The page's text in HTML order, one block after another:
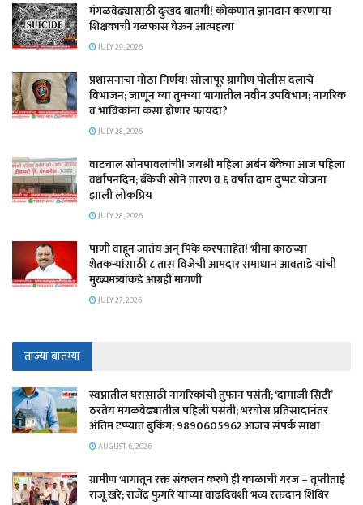
मंगळवेढ्यासाठी दुःखद बातमी! कोकणात ज्ञानदान करणाऱ्या
शिक्षकाची गळफास घेऊन आत्महत्या
JULY 29, 2026
प्रशासनाचा मोठा निर्णय! सोलापूर ग्रामीण पोलीस दलाचे
विभाजन; जाणून घ्या तुमच्या भागातील नवीन उपविभाग; नागरिक
व भाविकांना कसा होणार फायदा?
JULY 28, 2026
वाटचाल सोनपावलांची! जयश्री महिला अर्बन बँकेचा आज पहिला
वर्धापनदिन; बँकेची सोने तारण व ६ वर्षात दाम दुप्पट योजना
झाली लोकप्रिय
JULY 28, 2026
पाणी वाहून जातंय अन् पिके करपताहेत! भीमा काठच्या
शेतकऱ्यांसाठी ८ तास विजेची आमदार समाधान आवताडे यांची
मुख्यमंत्र्यांकडे आग्रही मागणी
JULY 27, 2026
ताज्या बातम्या
स्वप्नातील घरासाठी नागरिकांची तुफान पसंती; ‘दामाजी सिटी’
ठरतेय मंगळवेढ्यातील पहिली पसंती; भरघोस प्रतिसादानंतर
अंतिम टप्प्यात बुकिंग; 9890605962 आजच संपर्क साधा
AUGUST 6, 2026
ग्रामीण भागातून रक्त संकलन करणे ही काळाची गरज – तृप्तीताई
राजू खरे; राजेंद्र फुगारे यांच्या वाढदिवशी भव्य रक्तदान शिबिर